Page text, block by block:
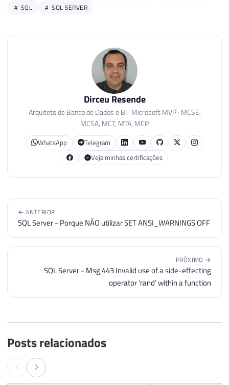
SQL SQL SERVER
Dirceu Resende
Arquiteto de Banco de Dados e BI · Microsoft MVP · MCSE,
MCSA, MCT, MTA, MCP
WhatsApp
Telegram
Veja minhas certificações
← ANTERIOR
SQL Server - Porque NÃO utilizar SET ANSI_WARNINGS OFF
PRÓXIMO →
SQL Server - Msg 443 Invalid use of a side-effecting
operator ‘rand’ within a function
Posts relacionados